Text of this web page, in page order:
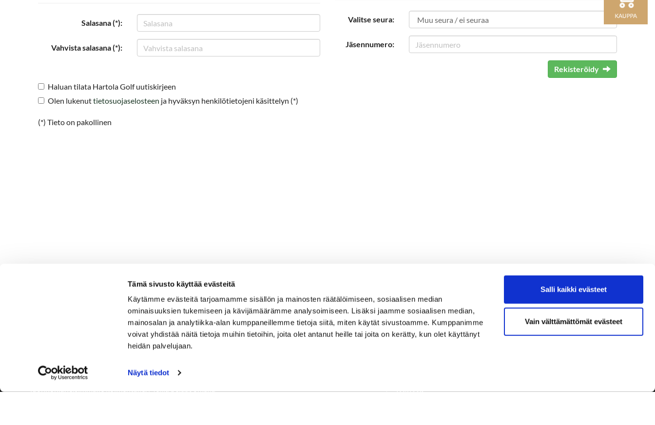
Tämä sivusto käyttää evästeitä
Käytämme evästeitä tarjoamamme sisällön ja mainosten räätälöimiseen, sosiaalisen median
ominaisuuksien tukemiseen ja kävijämäärämme analysoimiseen. Lisäksi jaamme sosiaalisen median,
mainosalan ja analytiikka-alan kumppaneillemme tietoja siitä, miten käytät sivustoamme. Kumppanimme
voivat yhdistää näitä tietoja muihin tietoihin, joita olet antanut heille tai joita on kerätty, kun olet käyttänyt
heidän palvelujaan.
Näytä tiedot
Salli kaikki evästeet
Vain välttämättömät evästeet
Salasana (*):
Vahvista salasana (*):
Valitse seura:
Jäsennumero:
Rekisteröidy
Haluan tilata Hartola Golf uutiskirjeen
Olen lukenuttietosuojaselosteen ja hyväksyn henkilötietojeni käsittelyn (*)
(*) Tieto on pakollinen
Tervetuloa Hartola Golfiin, Suomen ystävällisimmälle ja
Kenttä